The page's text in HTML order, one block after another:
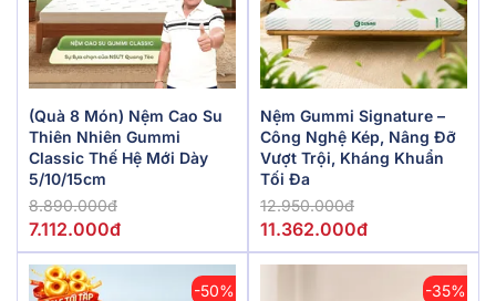
(Quà 8 Món) Nệm Cao Su
Thiên Nhiên Gummi
Classic Thế Hệ Mới Dày
5/10/15cm
8.890.000đ
7.112.000đ
Nệm Gummi Signature –
Công Nghệ Kép, Nâng Đỡ
Vượt Trội, Kháng Khuẩn
Tối Đa
12.950.000đ
11.362.000đ
-50% -35%